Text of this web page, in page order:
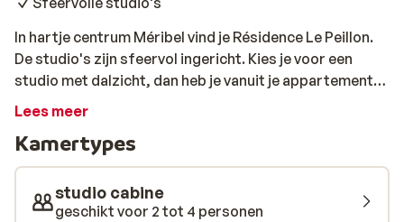
In hartje centrum Méribel vind je Résidence Le Peillon.
De studio's zijn sfeervol ingericht. Kies je voor een
studio met dalzicht, dan heb je vanuit je appartement
een prachtig uitzicht over de besneeuwde omgeving.
bevindt, vind je alles wat je nodig hebt om de hoek. Ook
de piste is niet ver, hier kun je makkelijk lopend naar
toe. Wel zo fijn, want het is tenslotte vakantie. Ben je
dus op zoek naar een comfortabel appartement met
Lees meer
Kamertypes
studio cabine
geschikt voor 2 tot 4 personen